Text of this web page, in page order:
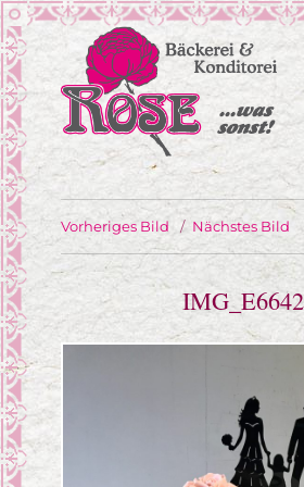
Bäckerei Rose
… was sonst!
Vorheriges Bild Nächstes Bild
IMG_E6642